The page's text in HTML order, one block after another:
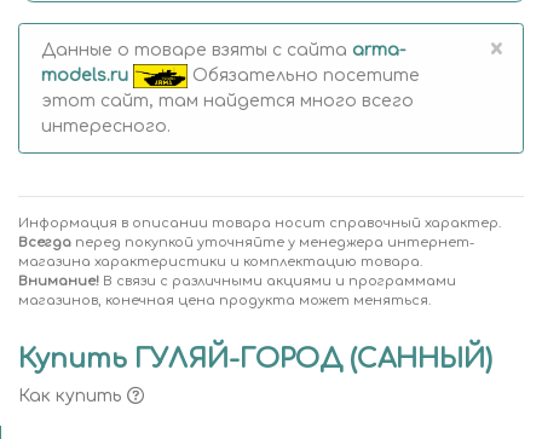
Данные о товаре взяты с сайта arma-
models.ru
Обязательно посетите
этот сайт, там найдется много всего
интересного.
×
Информация в описании товара носит справочный характер.
Всегда перед покупкой уточняйте у менеджера интернет-
магазина характеристики и комплектацию товара.
Внимание! В связи с различными акциями и программами
магазинов, конечная цена продукта может меняться.
Купить ГУЛЯЙ-ГОРОД (САННЫЙ)
Как купить